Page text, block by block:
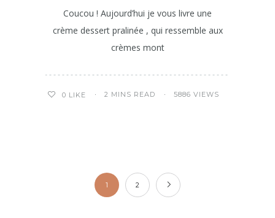
Coucou ! Aujourd’hui je vous livre une
crème dessert pralinée , qui ressemble aux
crèmes mont
0 LIKE 2 MINS READ 5886 VIEWS
1 2